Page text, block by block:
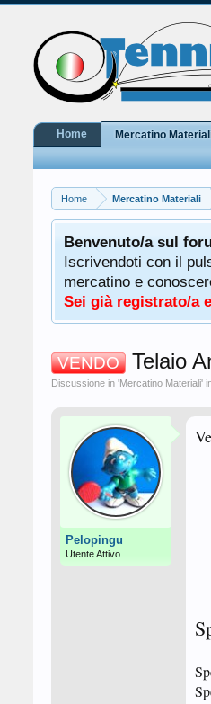
Home Mercatino Materiali
Benvenuto/a sul
Iscrivendoti con il
mercatino e
Sei già registrato/a
VENDO Telaio
Discussione in 'Mercatino Materiali'
Pelopingu
Utente Attivo
Home Mercatino